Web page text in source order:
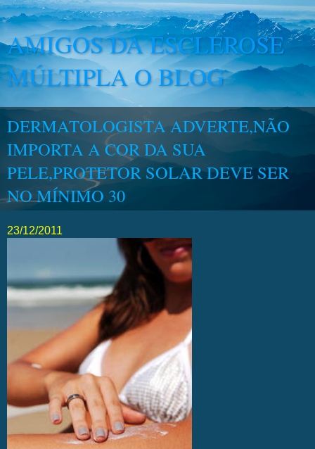
AMIGOS DA ESCLEROSE
MÚLTIPLA O BLOG
DERMATOLOGISTA ADVERTE,NÃO
IMPORTA A COR DA SUA
PELE,PROTETOR SOLAR DEVE SER
NO MÍNIMO 30
23/12/2011